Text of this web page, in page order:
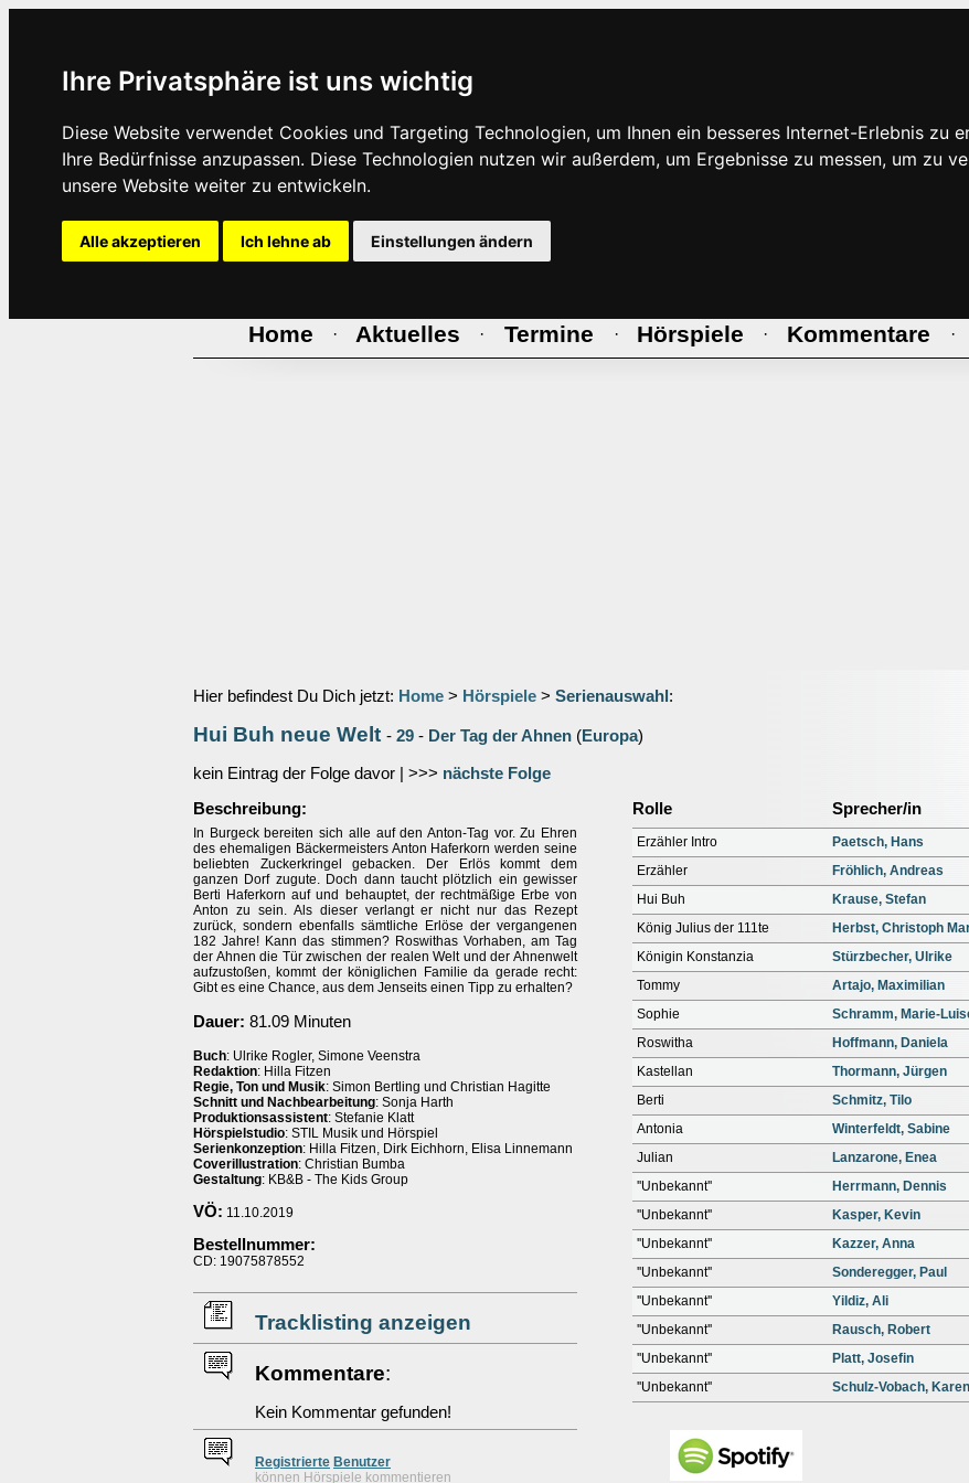
Ihre Privatsphäre ist uns wichtig
Diese Website verwendet Cookies und Targeting Technologien, um Ihnen ein besseres Internet-Erlebnis zu
Ihre Bedürfnisse anzupassen. Diese Technologien nutzen wir außerdem, um Ergebnisse zu messen, um zu
unsere Website weiter zu entwickeln.
Alle akzeptieren Ich lehne ab Einstellungen ändern
Home · Aktuelles · Termine · Hörspiele · Kommentare ·
Hier befindest Du Dich jetzt: Home > Hörspiele > Serienauswahl :
Hui Buh neue Welt - 29 - Der Tag der Ahnen (Europa)
kein Eintrag der Folge davor | >>> nächste Folge
Beschreibung:
In Burgeck bereiten sich alle auf den Anton-Tag vor. Zu Ehren
des ehemaligen Bäckermeisters Anton Haferkorn werden seine
beliebten Zuckerkringel gebacken. Der Erlös kommt dem
ganzen Dorf zugute. Doch dann taucht plötzlich ein gewisser
Berti Haferkorn auf und behauptet, der rechtmäßige Erbe von
Anton zu sein. Als dieser verlangt er nicht nur das Rezept
zurück, sondern ebenfalls sämtliche Erlöse der vergangenen
182 Jahre! Kann das stimmen? Roswithas Vorhaben, am Tag
der Ahnen die Tür zwischen der realen Welt und der Ahnenwelt
aufzustoßen, kommt der königlichen Familie da gerade recht:
Gibt es eine Chance, aus dem Jenseits einen Tipp zu erhalten?
Dauer: 81.09 Minuten
Buch: Ulrike Rogler, Simone Veenstra
Redaktion: Hilla Fitzen
Regie, Ton und Musik: Simon Bertling und Christian Hagitte
Schnitt und Nachbearbeitung: Sonja Harth
Produktionsassistent: Stefanie Klatt
Hörspielstudio: STIL Musik und Hörspiel
Serienkonzeption: Hilla Fitzen, Dirk Eichhorn, Elisa Linnemann
Coverillustration: Christian Bumba
Gestaltung: KB&B - The Kids Group
VÖ: 11.10.2019
Bestellnummer:
CD: 19075878552
Tracklisting anzeigen
Kommentare:
Kein Kommentar gefunden!
Registrierte Benutzer
können Hörspiele kommentieren
Rolle Sprecher/in
Erzähler Intro
Paetsch, Hans
Erzähler
Fröhlich, Andreas
Hui Buh
Krause, Stefan
König Julius der 111te
Herbst, Christoph
Königin Konstanzia
Stürzbecher, Ulrike
Tommy
Artajo, Maximilian
Sophie
Schramm, Marie-
Roswitha
Hoffmann, Daniela
Kastellan
Thormann, Jürgen
Berti
Schmitz, Tilo
Antonia
Winterfeldt, Sabine
Julian
Lanzarone, Enea
''Unbekannt''
Herrmann, Dennis
''Unbekannt''
Kasper, Kevin
''Unbekannt''
Kazzer, Anna
''Unbekannt''
Sonderegger, Paul
''Unbekannt''
Yildiz, Ali
''Unbekannt''
Rausch, Robert
''Unbekannt''
Platt, Josefin
''Unbekannt''
Schulz-Vobach, Karen